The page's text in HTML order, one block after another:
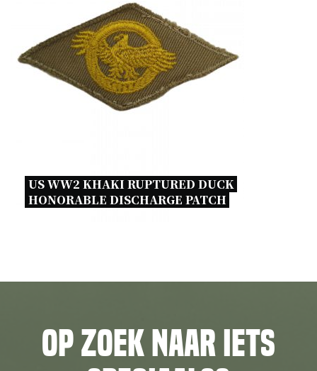
US WW2 KHAKI RUPTURED DUCK
HONORABLE DISCHARGE PATCH
Op zoek naar iets